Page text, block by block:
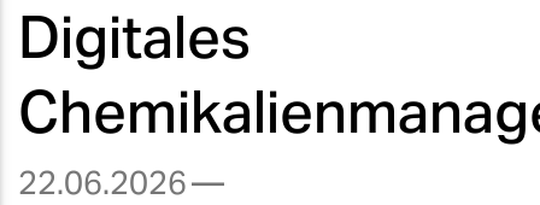
Digitales
22.06.2026—